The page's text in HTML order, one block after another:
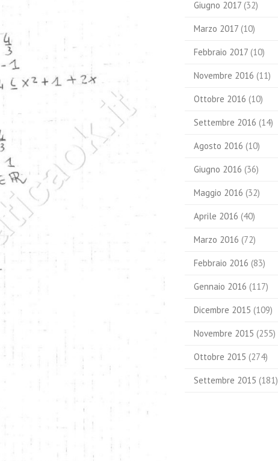
Giugno 2017(32)
Marzo 2017(10)
Febbraio 2017(10)
Novembre 2016 (11)
Ottobre 2016 (10)
Settembre 2016 (14)
Agosto 2016 (10)
Giugno 2016 (36)
Maggio 2016 (32)
Aprile 2016 (40)
Marzo 2016 (72)
Febbraio 2016 (83)
Gennaio 2016 (117)
Dicembre 2015 (109)
Novembre 2015 (255)
Ottobre 2015 (274)
Settembre 2015 (181)